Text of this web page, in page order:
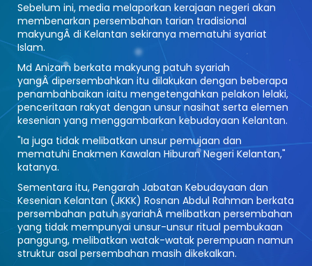
Sebelum ini, media melaporkan kerajaan negeri akan
membenarkan persembahan tarian tradisional
makyungÂ di Kelantan sekiranya mematuhi syariat
Islam.
Md Anizam berkata makyung patuh syariah
yangÂ dipersembahkan itu dilakukan dengan beberapa
penambahbaikan iaitu mengetengahkan pelakon lelaki,
penceritaan rakyat dengan unsur nasihat serta elemen
kesenian yang menggambarkan kebudayaan Kelantan.
"Ia juga tidak melibatkan unsur pemujaan dan
mematuhi Enakmen Kawalan Hiburan Negeri Kelantan,"
katanya.
Sementara itu, Pengarah Jabatan Kebudayaan dan
Kesenian Kelantan (JKKK) Rosnan Abdul Rahman berkata
persembahan patuh syariahÂ melibatkan persembahan
yang tidak mempunyai unsur-unsur ritual pembukaan
panggung, melibatkan watak-watak perempuan namun
struktur asal persembahan masih dikekalkan.